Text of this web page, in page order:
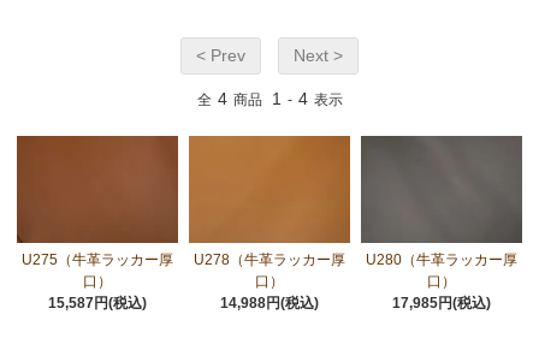
< Prev Next >
全 4 商品 1 - 4 表示
U275（牛革ラッカー厚
口）
15,587円(税込)
U278（牛革ラッカー厚
口）
14,988円(税込)
U280（牛革ラッカー厚
口）
17,985円(税込)